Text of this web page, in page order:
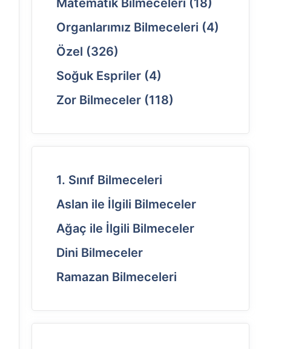
Matematik Bilmeceleri (18)
Organlarımız Bilmeceleri (4)
Özel (326)
Soğuk Espriler (4)
Zor Bilmeceler (118)
1. Sınıf Bilmeceleri
Aslan ile İlgili Bilmeceler
Ağaç ile İlgili Bilmeceler
Dini Bilmeceler
Ramazan Bilmeceleri